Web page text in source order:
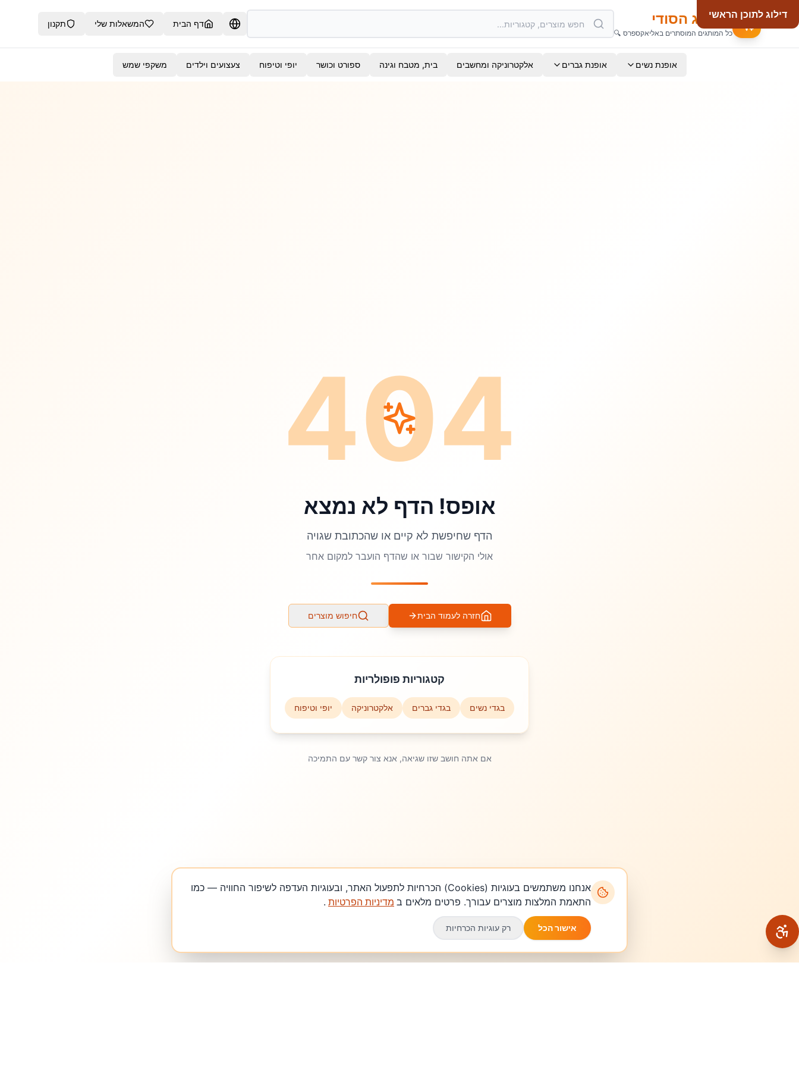
דילוג לתוכן הראשיהמותג הסודי
כל המותגים המוסתרים באליאקספרס 🔍
דף הבית המשאלות שלי תקנון
אופנת נשים אופנת גברים אלקטרוניקה ומחשבים בית, מטבח וגינה ספורט וכושר יופי וטיפוח צעצועים וילדים משקפי שמש
אנחנו משתמשים בעוגיות (Cookies) הכרחיות לתפעול האתר, ובעוגיות העדפה לשיפור החוויה — כמו
התאמת המלצות מוצרים עבורך. פרטים מלאים ב מדיניות הפרטיות .
אישור הכל רק עוגיות הכרחיות
404
אופס! הדף לא נמצא
הדף שחיפשת לא קיים או שהכתובת שגויה
אולי הקישור שבור או שהדף הועבר למקום אחר
חזרה לעמוד הבית חיפוש מוצרים
קטגוריות פופולריות
בגדי נשים בגדי גברים אלקטרוניקה יופי וטיפוח
אם אתה חושב שזו שגיאה, אנא צור קשר עם התמיכה